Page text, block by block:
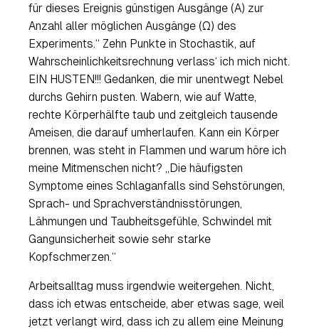
für dieses Ereignis günstigen Ausgänge (A) zur
Anzahl aller möglichen Ausgänge (Ω) des
Experiments.“ Zehn Punkte in Stochastik, auf
Wahrscheinlichkeitsrechnung verlass‘ ich mich nicht.
EIN HUSTEN!!! Gedanken, die mir unentwegt Nebel
durchs Gehirn pusten. Wabern, wie auf Watte,
rechte Körperhälfte taub und zeitgleich tausende
Ameisen, die darauf umherlaufen. Kann ein Körper
brennen, was steht in Flammen und warum höre ich
meine Mitmenschen nicht? „Die häufigsten
Symptome eines Schlaganfalls sind Sehstörungen,
Sprach- und Sprachverständnisstörungen,
Lähmungen und Taubheitsgefühle, Schwindel mit
Gangunsicherheit sowie sehr starke
Kopfschmerzen.“
Arbeitsalltag muss irgendwie weitergehen. Nicht,
dass ich etwas entscheide, aber etwas sage, weil
jetzt verlangt wird, dass ich zu allem eine Meinung